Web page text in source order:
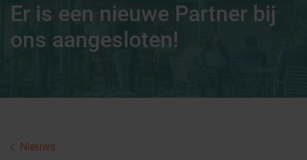
Er is een nieuwe Partner bij
ons aangesloten!
Nieuws